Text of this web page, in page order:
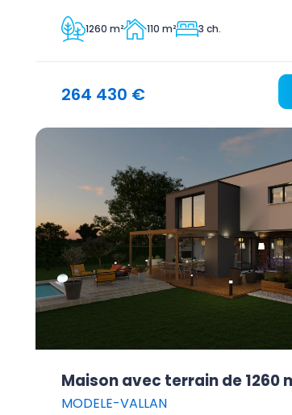
1260 m² 110 m² 3 ch.
264 430 €
Maison avec terrain de 1260
MODELE-VALLAN